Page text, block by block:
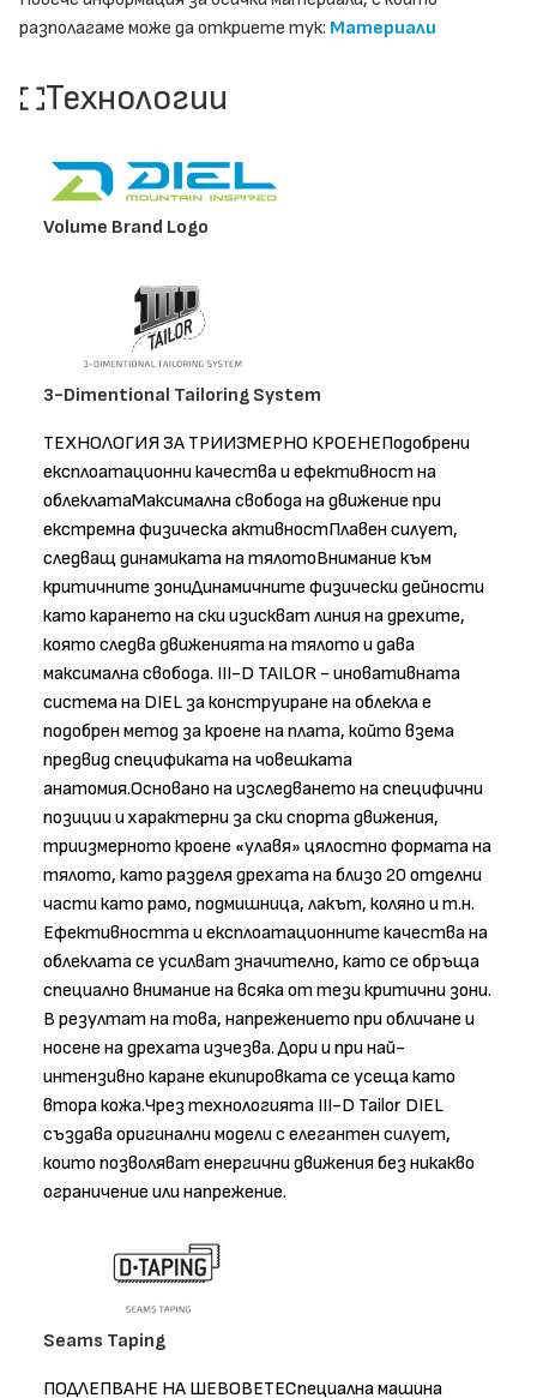
разполагаме може да откриете тук: Материали
Технологии
Volume Brand Logo
3-Dimentional Tailoring System
ТЕХНОЛОГИЯ ЗА ТРИИЗМЕРНО КРОЕНЕПодобрени
експлоатационни качества и ефективност на
облеклатаМаксимална свобода на движение при
екстремна физическа активностПлавен силует,
следващ динамиката на тялотоВнимание към
критичните зониДинамичните физически дейности
като карането на ски изискват линия на дрехите,
която следва движенията на тялото и дава
максимална свобода. III-D TAILOR - иновативната
система на DIEL за конструиране на облекла е
подобрен метод за кроене на плата, който взема
предвид спецификата на човешката
анатомия.Основано на изследването на специфични
позиции и характерни за ски спорта движения,
триизмерното кроене «улавя» цялостно формата на
тялото, като разделя дрехата на близо 20 отделни
части като рамо, подмишница, лакът, коляно и т.н.
Ефективността и експлоатационните качества на
облеклата се усилват значително, като се обръща
специално внимание на всяка от тези критични зони.
В резултат на това, напрежението при обличане и
носене на дрехата изчезва. Дори и при най-
интензивно каране екипировката се усеща като
втора кожа.Чрез технологията III-D Tailor DIEL
създава оригинални модели с елегантен силует,
които позволяват енергични движения без никакво
ограничение или напрежение.
Seams Taping
ПОДЛЕПВАНЕ НА ШЕВОВЕТЕСпециална машина